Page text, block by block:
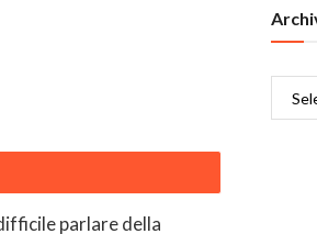
parlare della